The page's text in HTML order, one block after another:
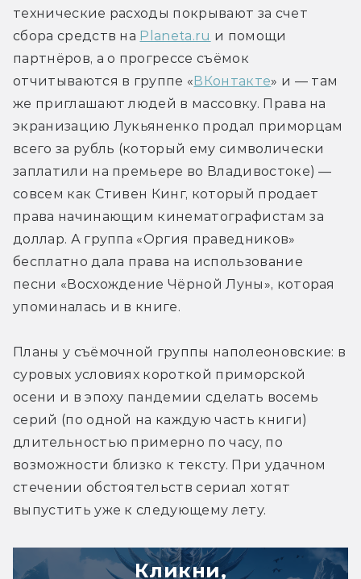
технические расходы покрывают за счет
сбора средств на Planeta.ru и помощи
партнёров, а о прогрессе съёмок
отчитываются в группе « ВКонтакте» и — там
же приглашают людей в массовку. Права на
экранизацию Лукьяненко продал приморцам
всего за рубль (который ему символически
заплатили на премьере во Владивостоке) —
совсем как Стивен Кинг, который продает
права начинающим кинематографистам за
доллар. А группа «Оргия праведников»
бесплатно дала права на использование
песни «Восхождение Чёрной Луны», которая
упоминалась и в книге.
Планы у съёмочной группы наполеоновские: в
суровых условиях короткой приморской
осени и в эпоху пандемии сделать восемь
серий (по одной на каждую часть книги)
длительностью примерно по часу, по
возможности близко к тексту. При удачном
стечении обстоятельств сериал хотят
выпустить уже к следующему лету.
Кликни,